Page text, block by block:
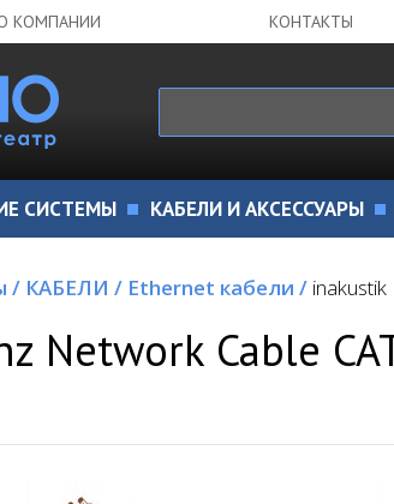
КОМПАНИИ КОНТАКТЫ
СИСТЕМЫ КАБЕЛИ И АКСЕССУАРЫ
/ КАБЕЛИ / Ethernet кабели /
Network Cable